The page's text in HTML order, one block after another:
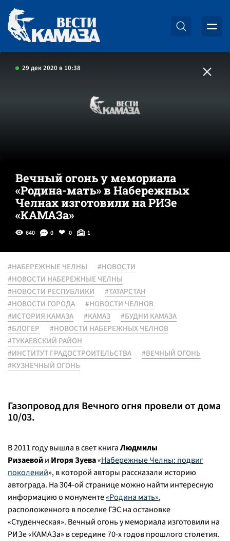
29 дек 2020 в 10:38
Вечный огонь у мемориала
«Родина-мать» в Набережных
Челнах изготовили на РИЗе
«КАМАЗа»
640 0 0 1
#НАБЕРЕЖНЫЕ ЧЕЛНЫ
#НОВОСТИ
#НОВОСТИ НАБЕРЕЖНЫЕ ЧЕЛНЫ
#НОВОСТИ РЕСПУБЛИКИ
#ТАТАРСТАН
#НОВОСТИ ГОРОДА
#НОВОСТИ ЧЕЛНОВ
#ИСТОРИЯ КАМАЗА
#КАМАЗ
#БУДНИ КАМАЗА
#БЛОГЕР
#НОВОСТИ НАБЕРЕЖНЫХ ЧЕЛНОВ
#ТУКАЕВСКИЙ РАЙОН
#ИНСТИТУТ ГРАДОСТРОИТЕЛЬСТВА
#ВЕЧНЫЙ ОГОНЬ
#КУЗНЕЧНЫЙ ОГОНЬ
Газопровод для Вечного огня провели от дома
10/03.
В 2011 году вышла в свет книгаЛюдмилы
Ризаевойи Игоря Зуева«Набережные Челны: подвиг
поколений», в которой авторы рассказали историю
автограда. На 304-ой странице можно найти интересную
информацию о монументе«Родина мать»,
расположенного в поселке ГЭС на остановке
«Студенческая». Вечный огонь у мемориала изготовили на
РИЗе «КАМАЗа» в середине 70-х годов прошлого столетия.